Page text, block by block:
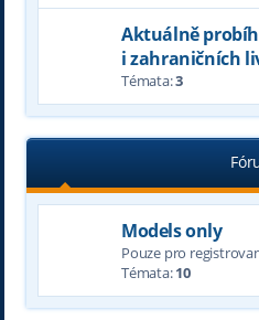
Aktuálně
i zahraničních
Témata:3
Models only
Pouze pro
Témata:10